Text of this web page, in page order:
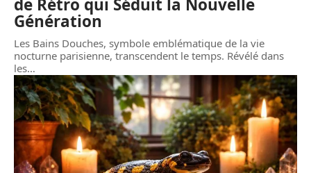
Génération
Les Bains Douches, symbole emblématique de la vie
nocturne parisienne, transcendent le temps. Révélé dans
les…